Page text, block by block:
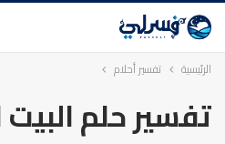
الرئيسية تفسير أحلام
تفسير حلم البيت